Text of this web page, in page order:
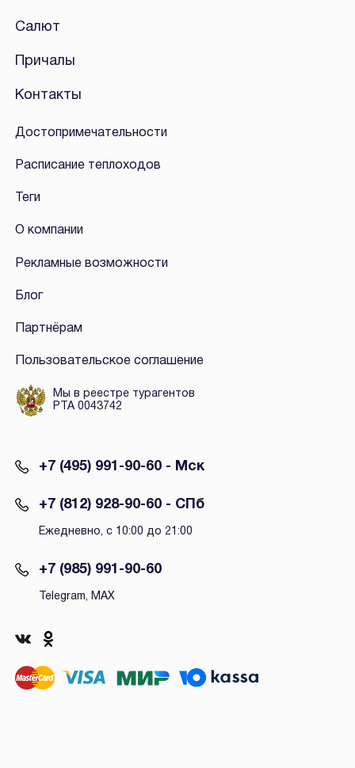
Салют
Причалы
Контакты
Достопримечательности
Расписание теплоходов
Теги
О компании
Рекламные возможности
Блог
Партнёрам
Пользовательское соглашение
Мы в реестре турагентов
РТА 0043742
+7 (495) 991-90-60 - Мск
+7 (812) 928-90-60 - СПб
Ежедневно, с 10:00 до 21:00
+7 (985) 991-90-60
Telegram, MAX